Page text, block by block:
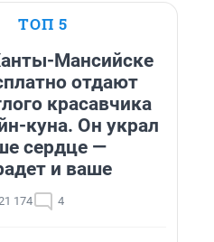
ТОП 5
Мансийске
отдают
красавчика
куна. Он украл
сердце —
и ваше
174 4